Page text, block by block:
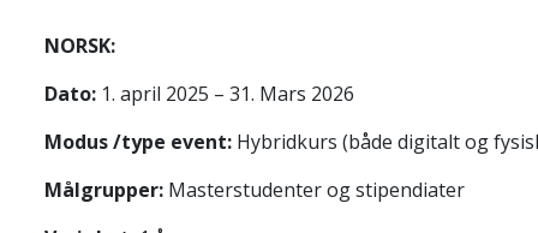
NORSK:
Dato: 1. april 2025 – 31. Mars 2026
Modus /type event: Hybridkurs (både digitalt og
Målgrupper: Masterstudenter og stipendiater